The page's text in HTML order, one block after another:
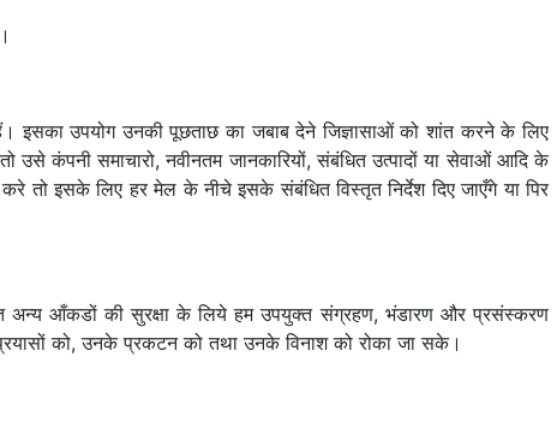
उपयोग उनकी पूछताछ का जबाब देने जिज्ञासाओं को शांत करने के लिए
उसे कंपनी समाचारो, नवीनतम जानकारियों, संबंधित उत्पादों या सेवाओं आदि के
तो इसके लिए हर मेल के नीचे इसके संबंधित विस्तृत निर्देश दिए जाएँगे या पिर
अन्य आँकडों की सुरक्षा के लिये हम उपयुक्त संग्रहण, भंडारण और प्रसंस्करण
को, उनके प्रकटन को तथा उनके विनाश को रोका जा सके।